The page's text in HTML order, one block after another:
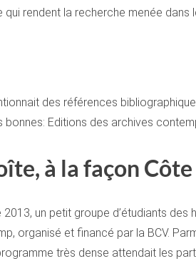
rendent la recherche menée dans
des références
bonnes: Editions des archives
à la façon
un petit groupe d’étudiants
organisé et financé par la BCV.
très dense attendait les